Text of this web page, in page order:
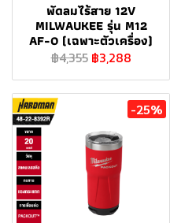
พัดลมไร้สาย 12V
MILWAUKEE รุ่น M12
AF-0 (เฉพาะตัวเครื่อง)
฿4,355 ฿3,288
-25%